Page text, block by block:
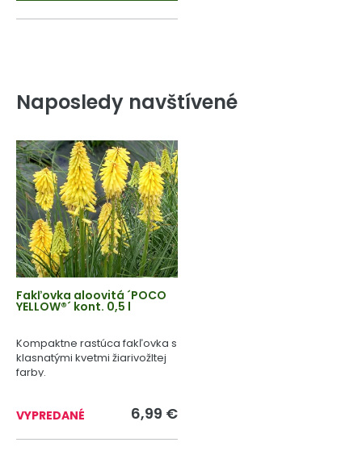
Naposledy navštívené
Fakľovka aloovitá ´POCO
YELLOW®´ kont. 0,5 l
Kompaktne rastúca fakľovka s
klasnatými kvetmi žiarivožltej
farby.
VYPREDANÉ 6,99 €